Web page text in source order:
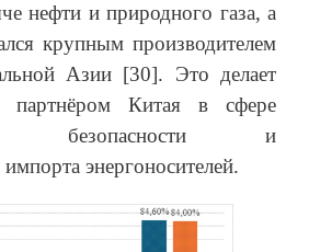
нефти и природного газа, а
крупным производителем
Азии [30]. Это делает
Китая в сфере
безопасности и
энергоносителей.